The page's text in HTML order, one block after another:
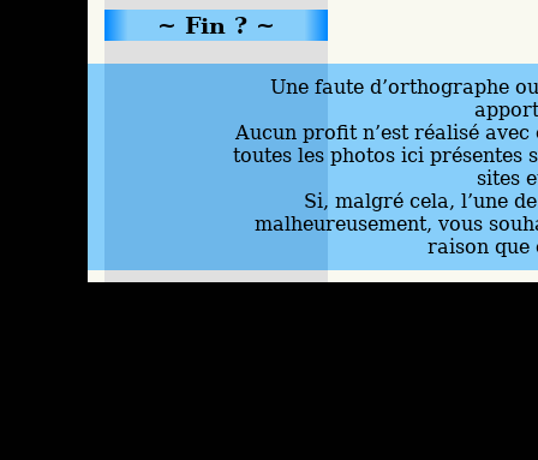
Fin ?
Une faute d’orthographe
Aucun profit n’est réalisé
toutes les photos ici présentes
sites
Si, malgré cela, l’une
malheureusement, vous
raison que